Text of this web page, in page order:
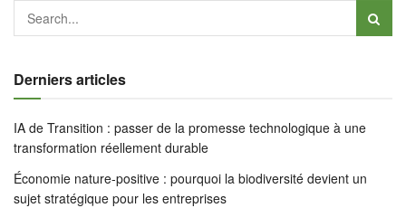
Derniers articles
IA de Transition : passer de la promesse technologique à une
transformation réellement durable
Économie nature-positive : pourquoi la biodiversité devient un
sujet stratégique pour les entreprises